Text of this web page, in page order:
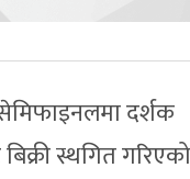
दर्शक
स्थगित गरिएको